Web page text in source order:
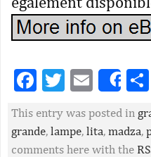
Facebook
Twitter
Email
This entry was posted in
grande, lampe, lita, madza,
comments here with the